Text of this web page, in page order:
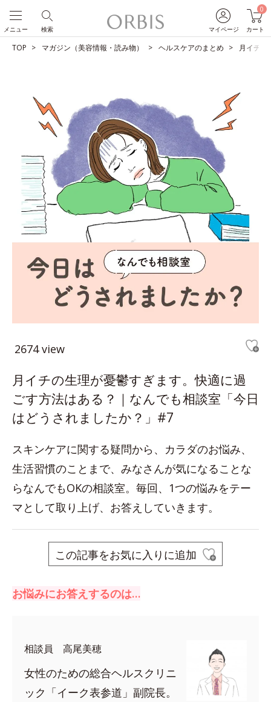
マイページ
0
カート
検索
メニュー
TOP マガジン（美容情報・読み物） ヘルスケアのまとめ 月イチ
2674 view
月イチの生理が憂鬱すぎます。快適に過
ごす方法はある？｜なんでも相談室「今日
はどうされましたか？」#7
スキンケアに関する疑問から、カラダのお悩み、
生活習慣のことまで、みなさんが気になることな
らなんでもOKの相談室。毎回、1つの悩みをテー
マとして取り上げ、お答えしていきます。
この記事をお気に入りに追加
お悩みにお答えするのは…
相談員 高尾美穂
女性のための総合ヘルスクリニ
ック「イーク表参道」副院長。